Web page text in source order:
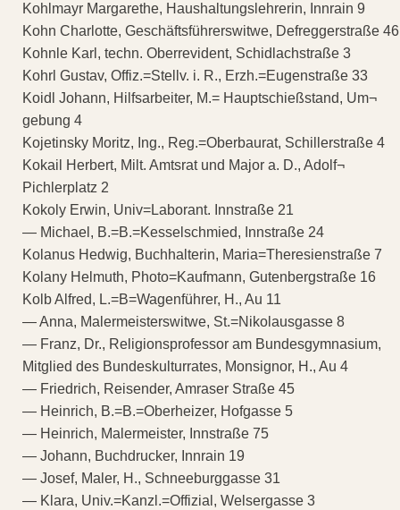
Kohlmayr Margarethe, Haushaltungslehrerin, Innrain 9
Kohn Charlotte, Geschäftsführerswitwe, Defreggerstraße 46
Kohnle Karl, techn. Oberrevident, Schidlachstraße 3
Kohrl Gustav, Offiz.=Stellv. i. R., Erzh.=Eugenstraße 33
Koidl Johann, Hilfsarbeiter, M.= Hauptschießstand, Um¬
gebung 4
Kojetinsky Moritz, Ing., Reg.=Oberbaurat, Schillerstraße 4
Kokail Herbert, Milt. Amtsrat und Major a. D., Adolf¬
Pichlerplatz 2
Kokoly Erwin, Univ=Laborant. Innstraße 21
— Michael, B.=B.=Kesselschmied, Innstraße 24
Kolanus Hedwig, Buchhalterin, Maria=Theresienstraße 7
Kolany Helmuth, Photo=Kaufmann, Gutenbergstraße 16
Kolb Alfred, L.=B=Wagenführer, H., Au 11
— Anna, Malermeisterswitwe, St.=Nikolausgasse 8
— Franz, Dr., Religionsprofessor am Bundesgymnasium,
Mitglied des Bundeskulturrates, Monsignor, H., Au 4
— Friedrich, Reisender, Amraser Straße 45
— Heinrich, B.=B.=Oberheizer, Hofgasse 5
— Heinrich, Malermeister, Innstraße 75
— Johann, Buchdrucker, Innrain 19
— Josef, Maler, H., Schneeburggasse 31
— Klara, Univ.=Kanzl.=Offizial, Welsergasse 3